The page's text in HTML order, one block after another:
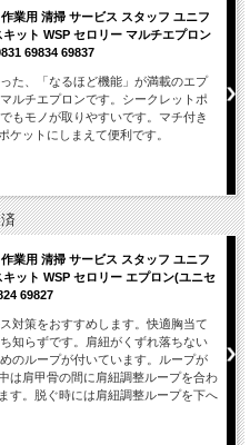
業用 清掃 サービス スタッフ ユニフ
ット WSP セロリー マルチエプロン
69834 69837
た、「なるほど機能」が満載のエプ
ルチエプロンです。シークレットポ
もモノが取りやすいです。マチ付き
ケットにしまえて便利です。
業用 清掃 サービス スタッフ ユニフ
ット WSP セロリー エプロン(ユニセ
69827
対策をおすすめします。快適胸当て
知らずです。肩紐がくずれ落ちない
のループが付いています。ループが
は肩甲骨の間に肩紐調整ループを合わ
す。脱ぐ時には肩紐調整ループを下へ